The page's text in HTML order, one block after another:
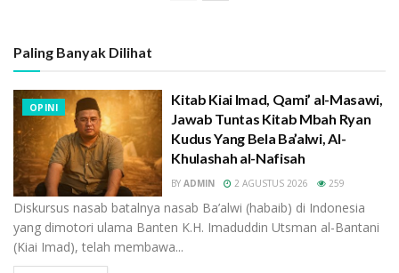
Paling Banyak Dilihat
OPINI
Kitab Kiai Imad, Qami’ al-Masawi,
Jawab Tuntas Kitab Mbah Ryan
Kudus Yang Bela Ba’alwi, Al-
Khulashah al-Nafisah
BY ADMIN 2 AGUSTUS 2026 259
Diskursus nasab batalnya nasab Ba’alwi (habaib) di Indonesia
yang dimotori ulama Banten K.H. Imaduddin Utsman al-Bantani
(Kiai Imad), telah membawa...